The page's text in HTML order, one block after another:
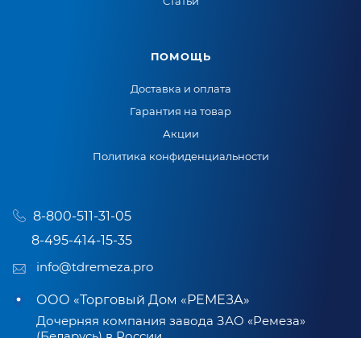
ПОМОЩЬ
Доставка и оплата
Гарантия на товар
Акции
Политика конфиденциальности
8-800-511-31-05
8-495-414-15-35
info@tdremeza.pro
ООО «Торговый Дом «РЕМЕЗА»
Дочерняя компания завода ЗАО «Ремеза»